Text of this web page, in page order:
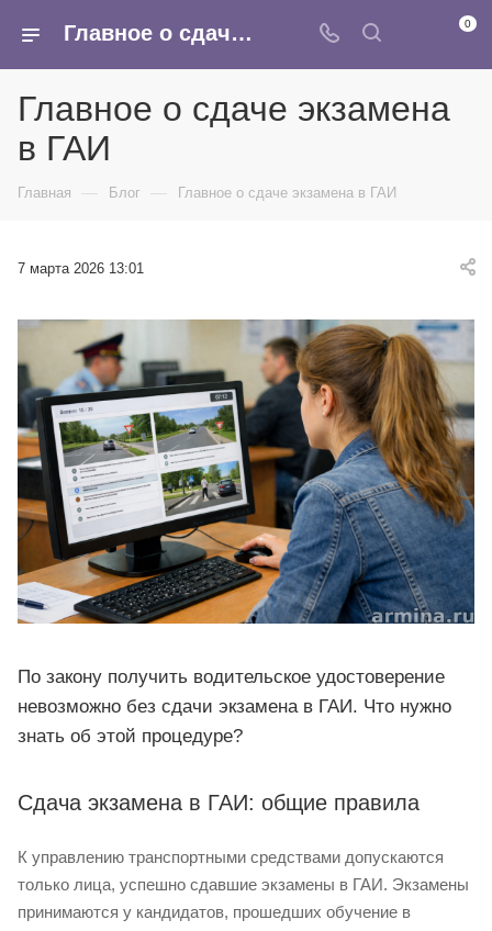
Главное о сдаче экзамена в ГАИ 0
Главное о сдаче экзамена
в ГАИ
Главная — Блог — Главное о сдаче экзамена в ГАИ
7 марта 2026 13:01
По закону получить водительское удостоверение
невозможно без сдачи экзамена в ГАИ. Что нужно
знать об этой процедуре?
Сдача экзамена в ГАИ: общие правила
К управлению транспортными средствами допускаются
только лица, успешно сдавшие экзамены в ГАИ. Экзамены
принимаются у кандидатов, прошедших обучение в